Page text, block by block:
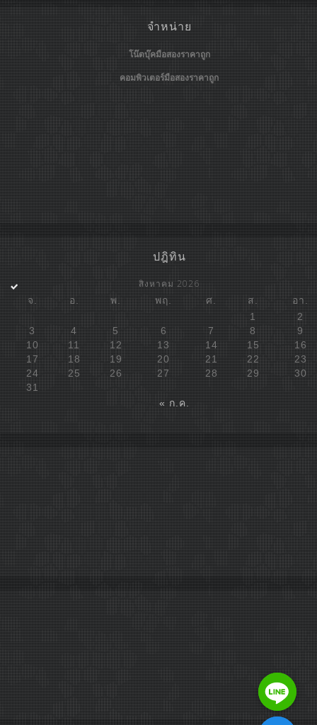
จำหน่าย
โน๊ตบุ๊คมือสองราคาถูก
คอมพิวเตอร์มือสองราคาถูก
ปฎิทิน
สิงหาคม 2026
จ. อ. พ. พฤ. ศ. ส.
อา.
1
2
3
4 5 6 7 8
9
10
11 12 13 14 15
16
17
18 19 20 21 22
23
24
25 26 27 28 29
30
31
« ก.ค.